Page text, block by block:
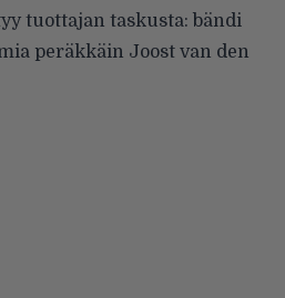
tuottajan taskusta: bändi
peräkkäin Joost van den